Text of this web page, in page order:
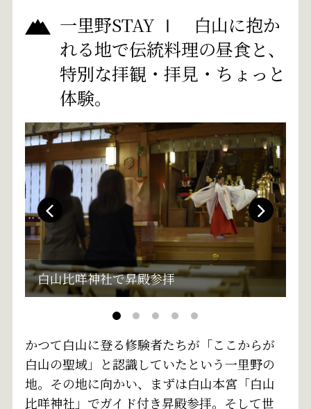
一里野STAY Ⅰ 白山に抱か
れる地で伝統料理の昼食と、
特別な拝観・拝見・ちょっと
体験。
白山比咩神社で昇殿参拝
かつて白山に登る修験者たちが「ここからが
白山の聖域」と認識していたという一里野の
地。その地に向かい、まずは白山本宮「白山
比咩神社」でガイド付き昇殿参拝。そして世